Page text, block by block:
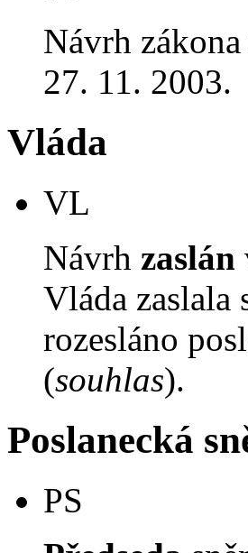
Návrh
27. 11. 2003.
Vláda
VL
Návrh zaslán
Vláda
rozesláno
(souhlas).
Poslanecká
PS